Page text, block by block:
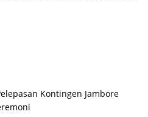
Kontingen Jambore